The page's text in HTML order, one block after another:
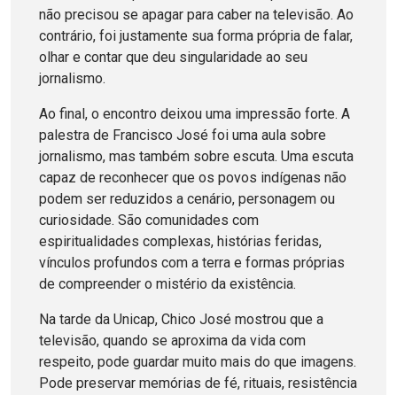
não precisou se apagar para caber na televisão. Ao
contrário, foi justamente sua forma própria de falar,
olhar e contar que deu singularidade ao seu
jornalismo.
Ao final, o encontro deixou uma impressão forte. A
palestra de Francisco José foi uma aula sobre
jornalismo, mas também sobre escuta. Uma escuta
capaz de reconhecer que os povos indígenas não
podem ser reduzidos a cenário, personagem ou
curiosidade. São comunidades com
espiritualidades complexas, histórias feridas,
vínculos profundos com a terra e formas próprias
de compreender o mistério da existência.
Na tarde da Unicap, Chico José mostrou que a
televisão, quando se aproxima da vida com
respeito, pode guardar muito mais do que imagens.
Pode preservar memórias de fé, rituais, resistência